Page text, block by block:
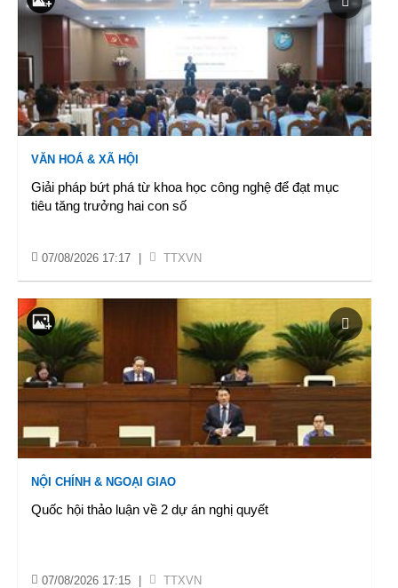
VĂN HOÁ & XÃ HỘI
Giải pháp bứt phá từ khoa học công nghệ để đạt mục
tiêu tăng trưởng hai con số
07/08/2026 17:17 TTXVN
NỘI CHÍNH & NGOẠI GIAO
Quốc hội thảo luận về 2 dự án nghị quyết
07/08/2026 17:15 TTXVN